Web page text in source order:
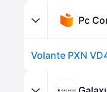
Pc